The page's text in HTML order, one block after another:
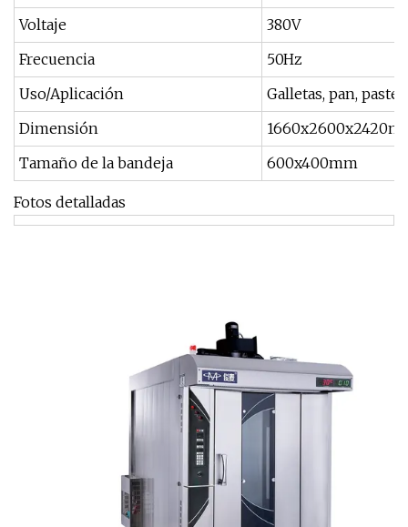
Voltaje
380V
Frecuencia
50Hz
Uso/Aplicación
Galletas, pan,
Dimensión
Tamaño de la bandeja
600x400mm
Fotos detalladas